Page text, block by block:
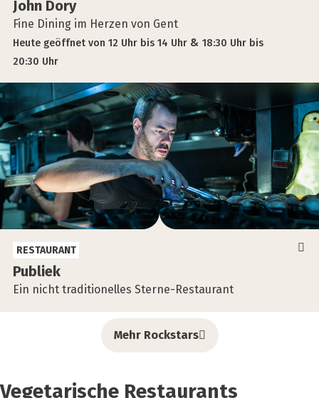
John Dory
Fine Dining im Herzen von Gent
Heute geöffnet von 12 Uhr bis 14 Uhr 18:30 Uhr bis
20:30 Uhr
Publiek
Ein nicht traditionelles Sterne-Restaurant
RESTAURANT
Mehr Rockstars
Vegetarische Restaurants